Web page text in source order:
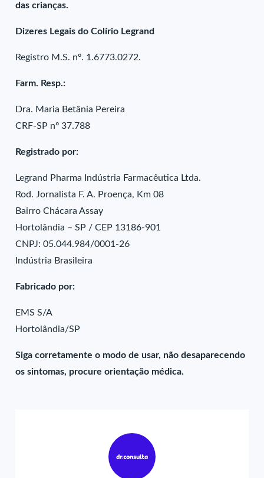
das crianças.
Dizeres Legais do Colírio Legrand
Registro M.S. nº. 1.6773.0272.
Farm. Resp.:
Dra. Maria Betânia Pereira
CRF-SP nº 37.788
Registrado por:
Legrand Pharma Indústria Farmacêutica Ltda.
Rod. Jornalista F. A. Proença, Km 08
Bairro Chácara Assay
Hortolândia – SP / CEP 13186-901
CNPJ: 05.044.984/0001-26
Indústria Brasileira
Fabricado por:
EMS S/A
Hortolândia/SP
Siga corretamente o modo de usar, não desaparecendo
os sintomas, procure orientação médica.